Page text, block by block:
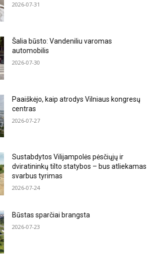
2026-07-31
Šalia būsto: Vandeniliu varomas
automobilis
2026-07-30
Paaiškėjo, kaip atrodys Vilniaus kongresų
centras
2026-07-27
Sustabdytos Vilijampolės pėsčiųjų ir
dviratininkų tilto statybos – bus atliekamas
svarbus tyrimas
2026-07-24
Būstas sparčiai brangsta
2026-07-23